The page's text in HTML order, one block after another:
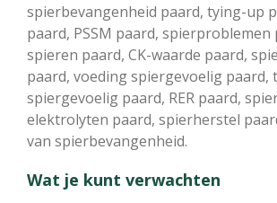
spierbevangenheid paard, tying-up
paard, PSSM paard, spierproblemen
spieren paard, CK-waarde paard,
paard, voeding spiergevoelig paard,
spiergevoelig paard, RER paard,
elektrolyten paard, spierherstel
van spierbevangenheid.
Wat je kunt verwachten